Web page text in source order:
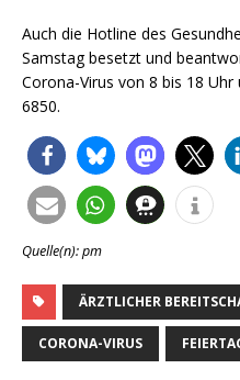
Auch die Hotline des
Samstag besetzt und
Corona-Virus von 8 bis 18
6850.
Quelle(n): pm
ÄRZTLICHER
CORONA-VIRUS